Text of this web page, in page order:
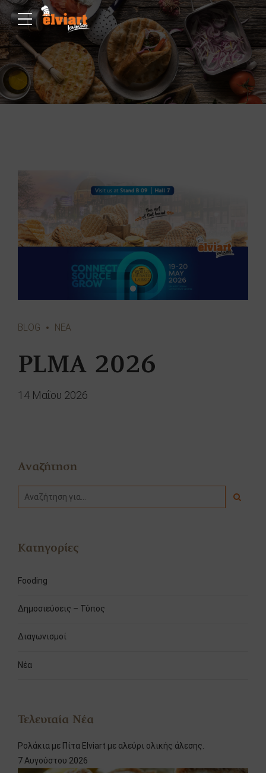
BLOG ΝΕΑ
PLMA 2026
14 Μαΐου 2026
Αναζήτηση
Κατηγορίες
Fooding
Δημοσιεύσεις – Τύπος
Διαγωνισμοί
Νέα
Τελευταία Νέα
Ρολάκια με Πίτα Elviart με αλεύρι ολικής άλεσης.
7 Αυγούστου 2026